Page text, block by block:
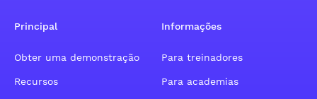
Principal
Obter uma demonstração
Recursos
Informações
Para treinadores
Para academias